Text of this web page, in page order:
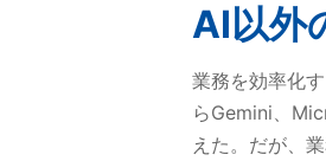
AI以外
業務を効率化
らGemini、
えた。だが、